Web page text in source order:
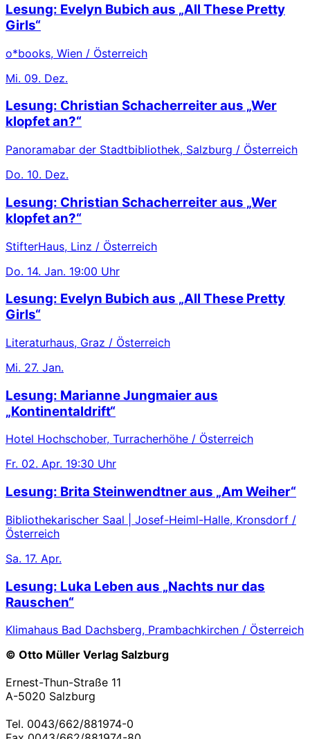
Lesung: Evelyn Bubich aus „All These Pretty
Girls“
o*books, Wien / Österreich
Mi. 09. Dez.
Lesung: Christian Schacherreiter aus „Wer
klopfet an?“
Panoramabar der Stadtbibliothek, Salzburg / Österreich
Do. 10. Dez.
Lesung: Christian Schacherreiter aus „Wer
klopfet an?“
StifterHaus, Linz / Österreich
Do. 14. Jan. 19:00 Uhr
Lesung: Evelyn Bubich aus „All These Pretty
Girls“
Literaturhaus, Graz / Österreich
Mi. 27. Jan.
Lesung: Marianne Jungmaier aus
„Kontinentaldrift“
Hotel Hochschober, Turracherhöhe / Österreich
Fr. 02. Apr. 19:30 Uhr
Lesung: Brita Steinwendtner aus „Am Weiher“
Bibliothekarischer Saal | Josef-Heiml-Halle, Kronsdorf /
Österreich
Sa. 17. Apr.
Lesung: Luka Leben aus „Nachts nur das
Rauschen“
Klimahaus Bad Dachsberg, Prambachkirchen / Österreich
© Otto Müller Verlag Salzburg
Ernest-Thun-Straße 11
A-5020 Salzburg
Tel. 0043/662/881974-0